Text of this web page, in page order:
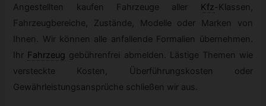
Angestellten kaufen Fahrzeuge aller
Kfz- Klassen,
Fahrzeugbereiche, Zustände, Modelle oder Marken von
Ihnen. Wir können alle anfallende Formalien übernehmen.
Ihr Fahrzeug gebührenfrei abmelden. Lästige Themen wie
versteckte Kosten, Überführungskosten oder
Gewährleistungsansprüche schließen wir aus.